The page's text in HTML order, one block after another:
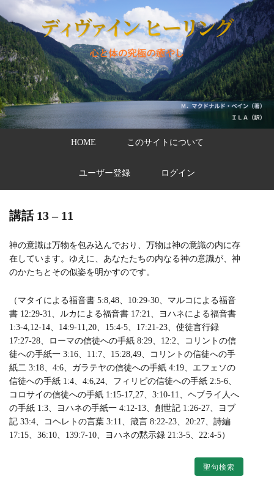
HOME このサイトについて
ユーザー登録 ログイン
講話 13 – 11
神の意識は万物を包み込んでおり、万物は神の意識の内に存
在しています。ゆえに、あなたたちの内なる神の意識が、神
のかたちとその似姿を明かすのです。
（マタイによる福音書 5:8,48、10:29-30、マルコによる福音
書 12:29-31、ルカによる福音書 17:21、ヨハネによる福音書
1:3-4,12-14、14:9-11,20、15:4-5、17:21-23、使徒言行録
17:27-28、ローマの信徒への手紙 8:29、12:2、コリントの信
徒への手紙一 3:16、11:7、15:28,49、コリントの信徒への手
紙二 3:18、4:6、ガラテヤの信徒への手紙 4:19、エフェソの
信徒への手紙 1:4、4:6,24、フィリピの信徒への手紙 2:5-6、
コロサイの信徒への手紙 1:15-17,27、3:10-11、ヘブライ人へ
の手紙 1:3、ヨハネの手紙一 4:12-13、創世記 1:26-27、ヨブ
記 33:4、コヘレトの言葉 3:11、箴言 8:22-23、20:27、詩編
17:15、36:10、139:7-10、ヨハネの黙示録 21:3-5、22:4-5）
聖句検索